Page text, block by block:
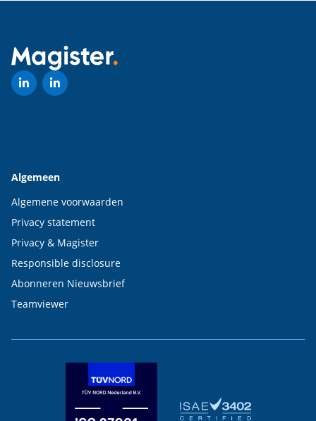
Algemeen
Algemene voorwaarden
Privacy statement
Privacy & Magister
Responsible disclosure
Abonneren Nieuwsbrief
Teamviewer